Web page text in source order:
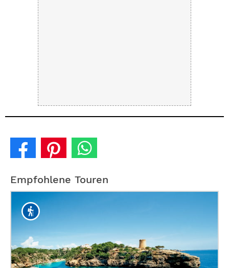
Empfohlene Touren